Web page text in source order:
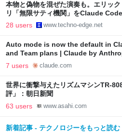
本物と偽物を混ぜた演奏も。エリッ
リ「無限サティ機関」をClaude
（CloseBox） | テクノエッジ
28 users www.techno-edge.net
Auto mode is now the default in
and Team plans | Claude by
7 users claude.com
世界に衝撃与えたリズムマシンTR-
評」：朝日新聞
63 users www.asahi.com
新着記事 - テクノロジーをもっと読む